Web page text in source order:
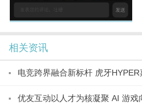
相关资讯